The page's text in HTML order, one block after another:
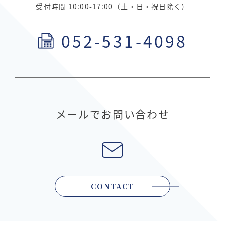
受付時間 10:00-17:00（土・日・祝日除く）
052-531-4098
メールでお問い合わせ
CONTACT